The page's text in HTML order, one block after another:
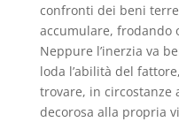
confronti dei beni
accumulare, frodando
Neppure l’inerzia va
loda l’abilità del
trovare, in circostanze
decorosa alla propria